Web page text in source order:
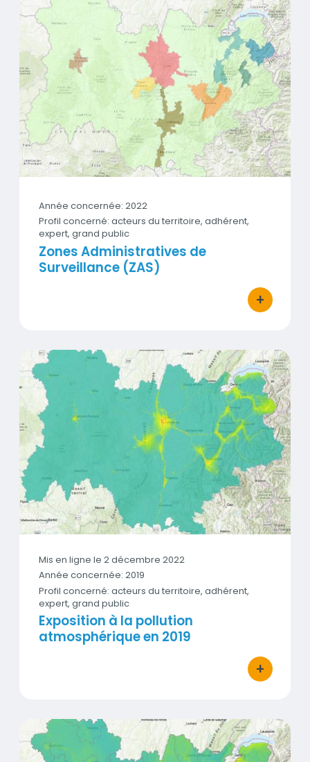
Vignette
Année concernée: 2022
Profil concerné: acteurs du territoire, adhérent,
expert, grand public
Zones Administratives de
Surveillance (ZAS)
+
bouton
Exposition à la pollution atmosphérique en 2019
Vignette
Mis en ligne le 2 décembre 2022
Année concernée: 2019
Profil concerné: acteurs du territoire, adhérent,
expert, grand public
Exposition à la pollution
atmosphérique en 2019
+
bouton
Exposition à la pollution atmosphérique en 2018